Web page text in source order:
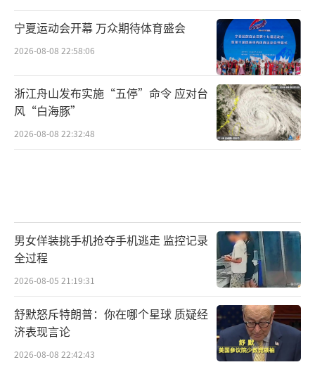
宁夏运动会开幕 万众期待体育盛会
2026-08-08 22:58:06
浙江舟山发布实施“五停”命令 应对台
风“白海豚”
2026-08-08 22:32:48
男女佯装挑手机抢夺手机逃走 监控记录
全过程
2026-08-05 21:19:31
舒默怒斥特朗普：你在哪个星球 质疑经
济表现言论
2026-08-08 22:42:43